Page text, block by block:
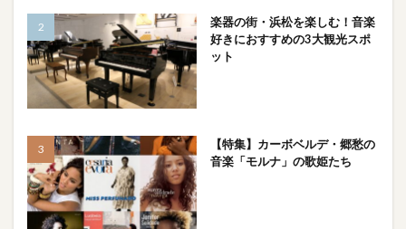
楽器の街・浜松を楽しむ！音楽
好きにおすすめの3大観光スポ
ット
【特集】カーボベルデ・郷愁の
音楽「モルナ」の歌姫たち